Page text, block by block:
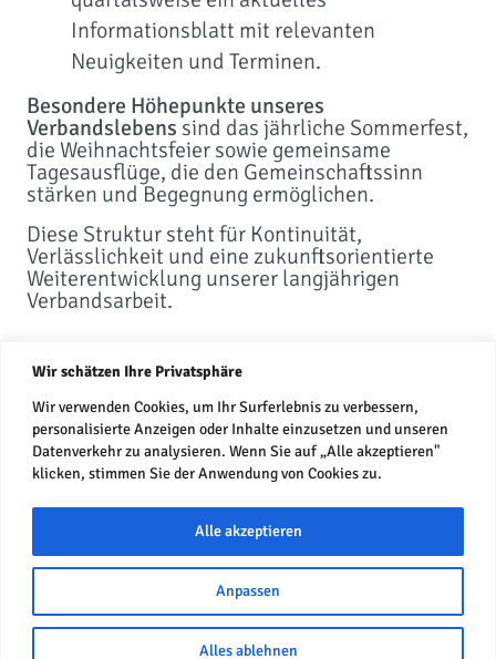
Wir schätzen Ihre Privatsphäre
Wir verwenden Cookies, um Ihr Surferlebnis zu verbessern,
personalisierte Anzeigen oder Inhalte einzusetzen und unseren
Datenverkehr zu analysieren. Wenn Sie auf „Alle akzeptieren"
klicken, stimmen Sie der Anwendung von Cookies zu.
Anpassen
Alles ablehnen
Alle akzeptieren
Informationsblatt mit relevanten
Neuigkeiten und Terminen.
Besondere Höhepunkte unseres
Verbandslebenssind das jährliche Sommerfest,
die Weihnachtsfeier sowie gemeinsame
Tagesausflüge, die den Gemeinschaftssinn
stärken und Begegnung ermöglichen.
Diese Struktur steht für Kontinuität,
Verlässlichkeit und eine zukunftsorientierte
Weiterentwicklung unserer langjährigen
Verbandsarbeit.
Impressum